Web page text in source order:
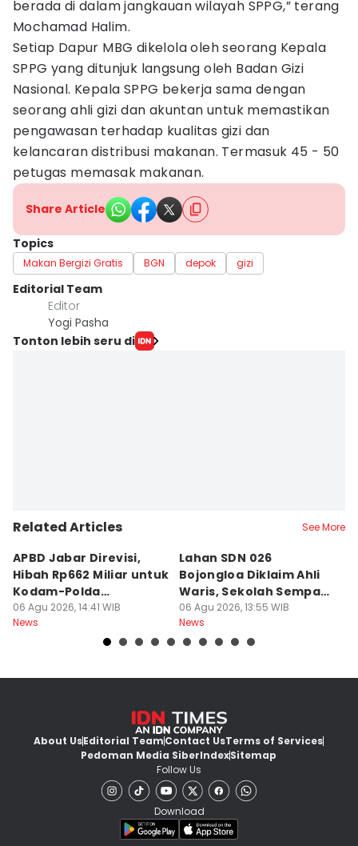
berada di dalam jangkauan wilayah SPPG,” terang
Mochamad Halim.
Setiap Dapur MBG dikelola oleh seorang Kepala
SPPG yang ditunjuk langsung oleh Badan Gizi
Nasional. Kepala SPPG bekerja sama dengan
seorang ahli gizi dan akuntan untuk memastikan
pengawasan terhadap kualitas gizi dan
kelancaran distribusi makanan. Termasuk 45 - 50
petugas memasak makanan.
Share Article
Topics
Makan Bergizi Gratis BGN depok gizi
Editorial Team
Editor
Yogi Pasha
Tonton lebih seru di
Related Articles See More
APBD Jabar Direvisi,
Hibah Rp662 Miliar untuk
Kodam-Polda
Dievaluasi
06 Agu 2026, 14:41 WIB
News
Lahan SDN 026
Bojongloa Diklaim Ahli
Waris, Sekolah Sempat
Disegel
06 Agu 2026, 13:55 WIB
News
About UsEditorial TeamContact UsTerms of Services
Pedoman Media SiberIndexSitemap
Follow Us
Download